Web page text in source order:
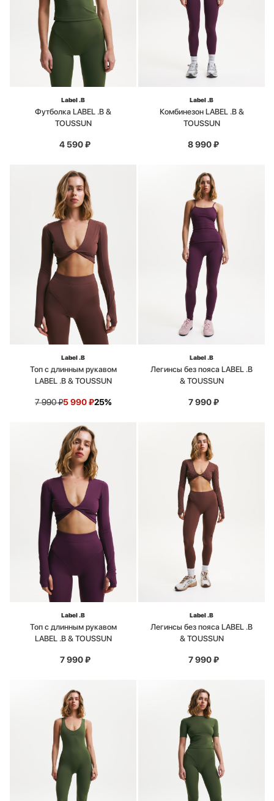
Label .B
Футболка LABEL .B &
TOUSSUN
4 590₽
Label .B
Комбинезон LABEL .B &
TOUSSUN
8 990₽
Label .B
Топ с длинным рукавом
LABEL .B & TOUSSUN
7 990₽5 990₽25%
Label .B
Легинсы без пояса LABEL .B
& TOUSSUN
7 990₽
Label .B
Топ с длинным рукавом
LABEL .B & TOUSSUN
7 990₽
Label .B
Легинсы без пояса LABEL .B
& TOUSSUN
7 990₽